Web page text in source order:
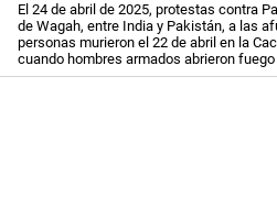
El 24 de abril de 2025, protestas contra
de Wagah, entre India y Pakistán, a las
personas murieron el 22 de abril en la
cuando hombres armados abrieron